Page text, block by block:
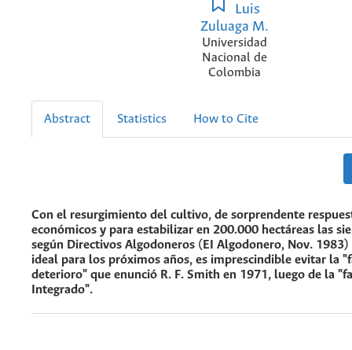
Luis
Zuluaga M.
Universidad
Nacional de
Colombia
Abstract Statistics How to Cite
Con el resurgimiento del cultivo, de sorprendente
económicos y para estabilizar en 200.000 hectáreas las
según Directivos Algodoneros (EI Algodonero, Nov. 1983)
ideal para los próximos años, es imprescindible evitar la
deterioro" que enunció R. F. Smith en 1971, luego de la
Integrado".